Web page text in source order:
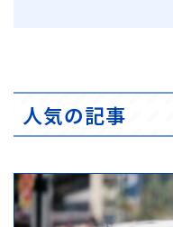
人気の記事